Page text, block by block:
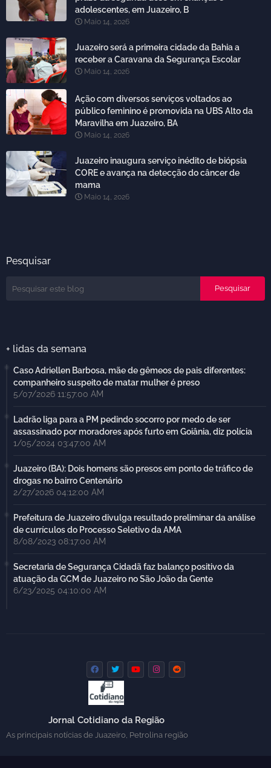
adolescentes, em Juazeiro, B
Maio 14, 2026
Juazeiro será a primeira cidade da Bahia a
receber a Caravana da Segurança Escolar
Maio 14, 2026
Ação com diversos serviços voltados ao
público feminino é promovida na UBS Alto da
Maravilha em Juazeiro, BA
Maio 14, 2026
Juazeiro inaugura serviço inédito de biópsia
CORE e avança na detecção do câncer de
mama
Maio 14, 2026
Pesquisar
+ lidas da semana
Caso Adriellen Barbosa, mãe de gêmeos de pais diferentes:
companheiro suspeito de matar mulher é preso
5/07/2026 11:57:00 AM
Ladrão liga para a PM pedindo socorro por medo de ser
assassinado por moradores após furto em Goiânia, diz polícia
1/05/2024 03:47:00 AM
Juazeiro (BA): Dois homens são presos em ponto de tráfico de
drogas no bairro Centenário
2/27/2026 04:12:00 AM
Prefeitura de Juazeiro divulga resultado preliminar da análise
de currículos do Processo Seletivo da AMA
8/08/2023 08:17:00 AM
Secretaria de Segurança Cidadã faz balanço positivo da
atuação da GCM de Juazeiro no São João da Gente
6/23/2025 04:10:00 AM
Jornal Cotidiano da Região
As principais notícias de Juazeiro, Petrolina região